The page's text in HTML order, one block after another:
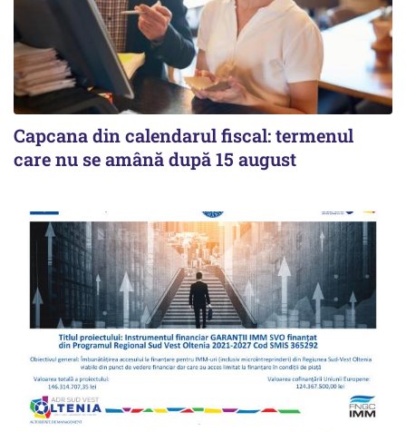
Capcana din calendarul fiscal: termenul
care nu se amână după 15 august